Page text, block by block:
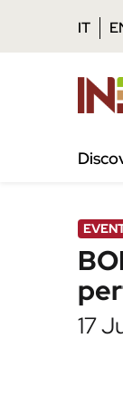
Vai al contenuto
Vai al footer
IT
/
17